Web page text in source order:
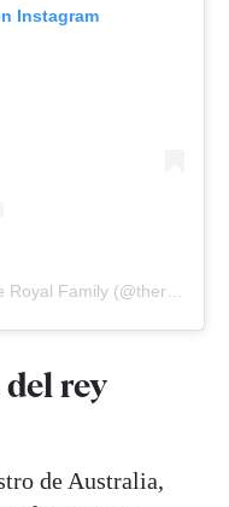
Instagram
rey
de Australia,